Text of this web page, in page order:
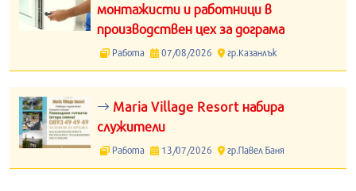
монтажисти и работници в
производствен цех за дограма
Работа 07/08/2026 гр.Казанлък
Maria Village Resort набира
служители
Работа 13/07/2026 гр.Павел Баня